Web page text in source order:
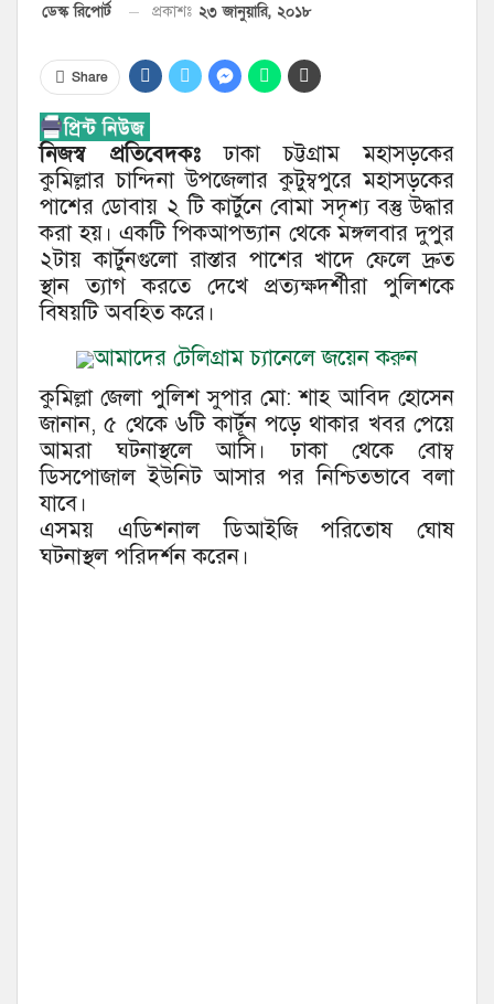
ডেস্ক রিপোর্ট প্রকাশঃ ২৩ জানুয়ারি, ২০১৮
Share
নিজস্ব প্রতিবেদকঃ ঢাকা চট্টগ্রাম মহাসড়কের
কুমিল্লার চান্দিনা উপজেলার কুটুম্বপুরে মহাসড়কের
পাশের ডোবায় ২ টি কার্টুনে বোমা সদৃশ্য বস্তু উদ্ধার
করা হয়। একটি পিকআপভ্যান থেকে মঙ্গলবার দুপুর
২টায় কার্টুনগুলো রাস্তার পাশের খাদে ফেলে দ্রুত
স্থান ত্যাগ করতে দেখে প্রত্যক্ষদর্শীরা পুলিশকে
বিষয়টি অবহিত করে।
আমাদের টেলিগ্রাম চ্যানেলে জয়েন করুন
কুমিল্লা জেলা পুলিশ সুপার মো: শাহ আবিদ হোসেন
জানান, ৫ থেকে ৬টি কার্টূন পড়ে থাকার খবর পেয়ে
আমরা ঘটনাস্থলে আসি। ঢাকা থেকে বোম্ব
ডিসপোজাল ইউনিট আসার পর নিশ্চিতভাবে বলা
যাবে।
এসময় এডিশনাল ডিআইজি পরিতোষ ঘোষ
ঘটনাস্থল পরিদর্শন করেন।